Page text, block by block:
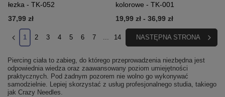
łezka - TK-052
37,99 zł
kolorowe - TK-001
19,99 zł - 36,99 zł
1 2 3 4 5 6 7 ... 14 NASTĘPNA STRONA
Piercing ciała to zabieg, do którego przeprowadzenia niezbędna jest
odpowiednia wiedza oraz zaawansowany poziom umiejętności
praktycznych. Pod żadnym pozorem nie wolno go wykonywać
samodzielnie. Lepiej skorzystać z usług profesjonalnego studia, takiego
jak Crazy Needles.